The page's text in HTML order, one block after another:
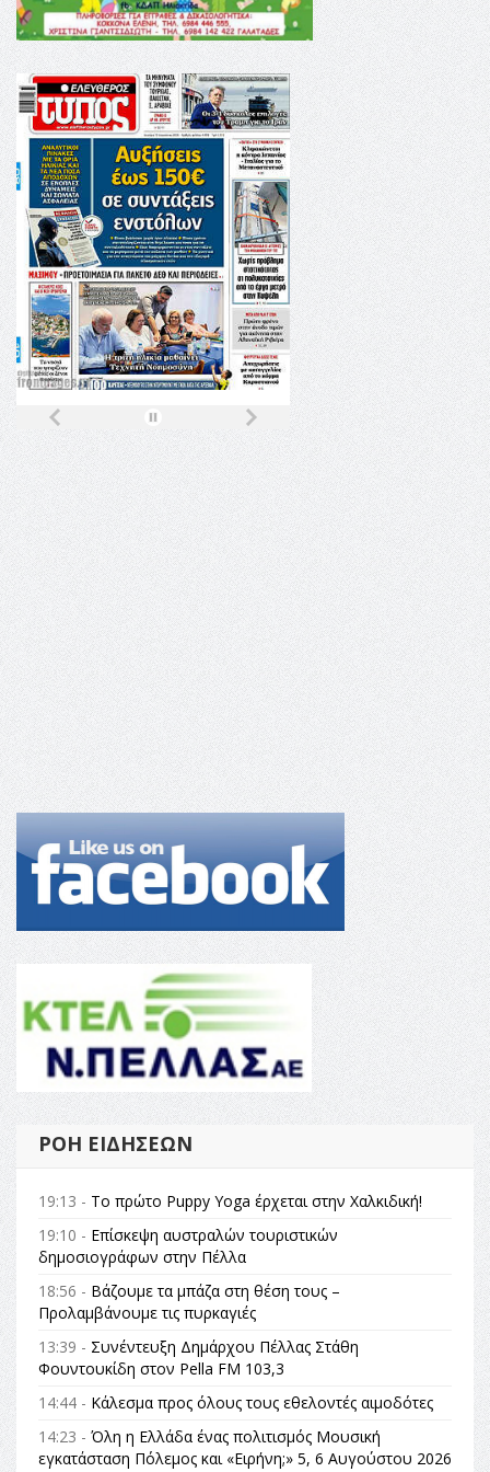
ΡΟΉ ΕΙΔΉΣΕΩΝ
19:13 - Το πρώτο Puppy Yoga έρχεται στην Χαλκιδική!
19:10 - Επίσκεψη αυστραλών τουριστικών
δημοσιογράφων στην Πέλλα
18:56 - Βάζουμε τα μπάζα στη θέση τους –
Προλαμβάνουμε τις πυρκαγιές
13:39 - Συνέντευξη Δημάρχου Πέλλας Στάθη
Φουντουκίδη στον Pella FM 103,3
14:44 - Κάλεσμα προς όλους τους εθελοντές αιμοδότες
14:23 - Όλη η Ελλάδα ένας πολιτισμός Μουσική
εγκατάσταση Πόλεμος και «Ειρήνη;» 5, 6 Αυγούστου 2026